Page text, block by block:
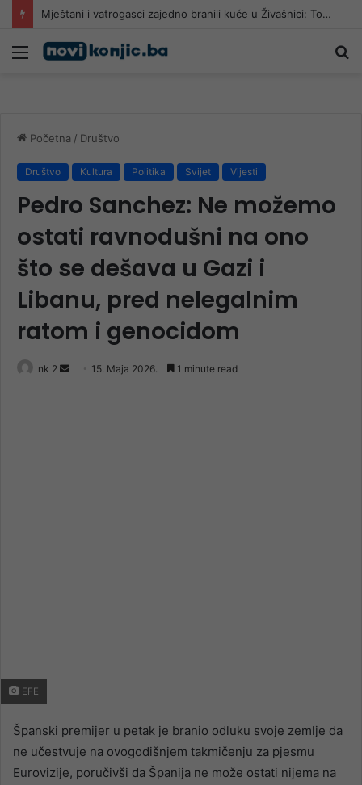
Mještani i vatrogasci zajedno branili kuće u Živašnici: Tokom noći provlačili crijeva do požarišta
Meni
Početna / Društvo
Društvo Kultura Politika Svijet Vijesti
Pedro Sanchez: Ne možemo
ostati ravnodušni na ono
što se dešava u Gazi i
Libanu, pred nelegalnim
ratom i genocidom
nk 2
Send 15. Maja 2026. 1 minute read
EFE
Španski premijer u petak je branio odluku svoje zemlje da
ne učestvuje na ovogodišnjem takmičenju za pjesmu
Eurovizije, poručivši da Španija ne može ostati nijema na